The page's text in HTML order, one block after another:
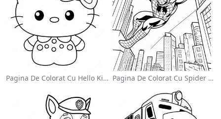
Pagina De Colorat Cu Hello Kitty Drăguță Cu Fundiță Pagina De Colorat Cu Spider Man Swinging Prin Oraș